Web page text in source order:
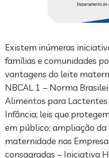
Existem inúmeras
famílias e comunidades
vantagens do leite
NBCAL 1 – Norma
Alimentos para Lactentes
Infância; leis que
em público; ampliação
maternidade nas
consagradas – Iniciativa